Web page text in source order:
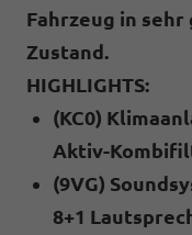
Fahrzeug in
Zustand.
HIGHLIGHTS:
(KC0)
Aktiv-
(9VG)
8+1